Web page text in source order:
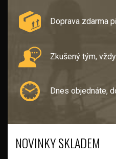
Doprava zdarma
Zkušený tým,
Dnes objednáte,
NOVINKY SKLADEM